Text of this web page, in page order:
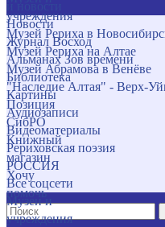
учреждения
Музей Рериха в
Музей Рериха на Алтае
Музей Абрамова в Венёве
"Наследие Алтая" - Верх-
Позиция
СибРО
Книжный
магазин
Хочу
помочь
Новости
Журнал Восход
Альманах Зов времени
Библиотека
Картины
Аудиозаписи
Видеоматериалы
Рериховская поэзия
РОССИЯ
Все соцсети
Музеи и
учреждения